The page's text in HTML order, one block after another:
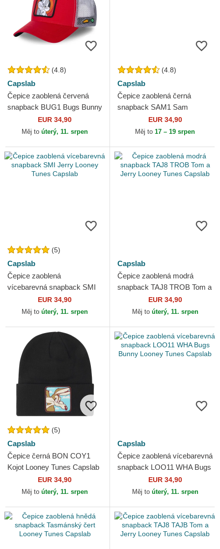
(4.8)
Capslab
Čepice zaoblená červená
snapback BUG1 Bugs Bunny
Looney Tunes Capslab
EUR 34,90
Měj to úterý, 11. srpen
(4.8)
Capslab
Čepice zaoblená černá
snapback SAM1 Sam
Bigotes Looney Tunes
Capslab
EUR 34,90
Měj to 17 – 19 srpen
(5)
Capslab
Čepice zaoblená
vícebarevná snapback SMI
Jerry Looney Tunes Capslab
EUR 34,90
Měj to úterý, 11. srpen
Capslab
Čepice zaoblená modrá
snapback TAJ8 TROB Tom a
Jerry Looney Tunes Capslab
EUR 34,90
Měj to úterý, 11. srpen
(5)
Capslab
Čepice černá BON COY1
Kojot Looney Tunes Capslab
EUR 34,90
Měj to úterý, 11. srpen
Capslab
Čepice zaoblená vícebarevná
snapback LOO11 WHA Bugs
Bunny Looney Tunes
Capslab
EUR 34,90
Měj to úterý, 11. srpen